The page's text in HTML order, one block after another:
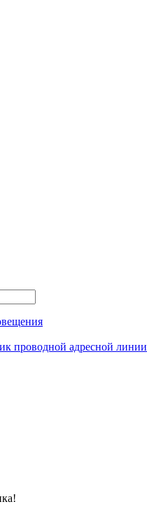
проводной адресной линии